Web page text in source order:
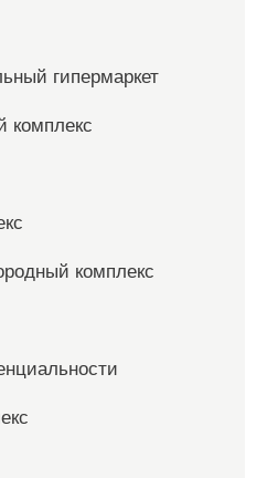
гипермаркет
комплекс
комплекс